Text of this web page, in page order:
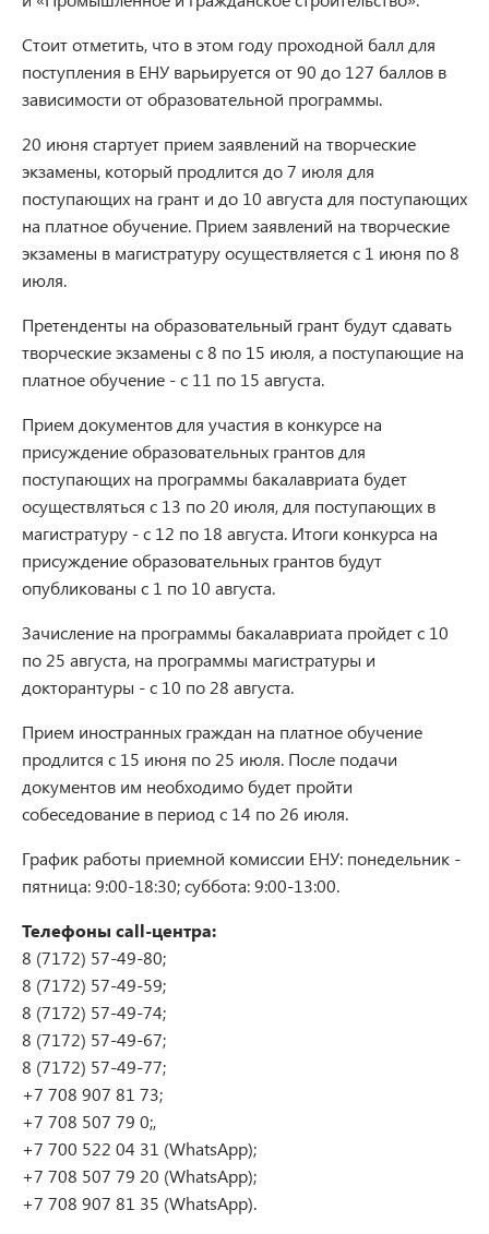
Стоит отметить, что в этом году проходной балл для
поступления в ЕНУ варьируется от 90 до 127 баллов в
зависимости от образовательной программы.
20 июня стартует прием заявлений на творческие
экзамены, который продлится до 7 июля для
поступающих на грант и до 10 августа для поступающих
на платное обучение. Прием заявлений на творческие
экзамены в магистратуру осуществляется с 1 июня по 8
июля.
Претенденты на образовательный грант будут сдавать
творческие экзамены с 8 по 15 июля, а поступающие на
платное обучение - с 11 по 15 августа.
Прием документов для участия в конкурсе на
присуждение образовательных грантов для
поступающих на программы бакалавриата будет
осуществляться с 13 по 20 июля, для поступающих в
магистратуру - с 12 по 18 августа. Итоги конкурса на
присуждение образовательных грантов будут
опубликованы с 1 по 10 августа.
Зачисление на программы бакалавриата пройдет с 10
по 25 августа, на программы магистратуры и
докторантуры - с 10 по 28 августа.
Прием иностранных граждан на платное обучение
продлится с 15 июня по 25 июля. После подачи
документов им необходимо будет пройти
собеседование в период с 14 по 26 июля.
График работы приемной комиссии ЕНУ: понедельник -
пятница: 9:00-18:30; суббота: 9:00-13:00.
Телефоны call-центра:
8 (7172) 57-49-80;
8 (7172) 57-49-59;
8 (7172) 57-49-74;
8 (7172) 57-49-67;
8 (7172) 57-49-77;
+7 708 907 81 73;
+7 708 507 79 0;,
+7 700 522 04 31 (WhatsApp);
+7 708 507 79 20 (WhatsApp);
+7 708 907 81 35 (WhatsApp).